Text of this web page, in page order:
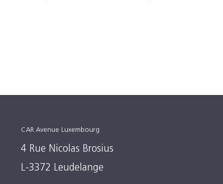
CAR Avenue Luxembourg
4 Rue Nicolas Brosius
L-3372 Leudelange